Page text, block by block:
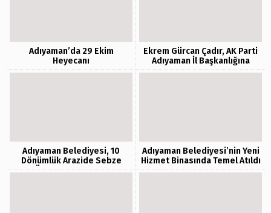
Adıyaman’da 29 Ekim
Heyecanı
Ekrem Gürcan Çadır, AK Parti
Adıyaman İl Başkanlığına
Atandı
Adıyaman Belediyesi, 10
Dönümlük Arazide Sebze
Üretimine Başladı
Adıyaman Belediyesi’nin Yeni
Hizmet Binasında Temel Atıldı